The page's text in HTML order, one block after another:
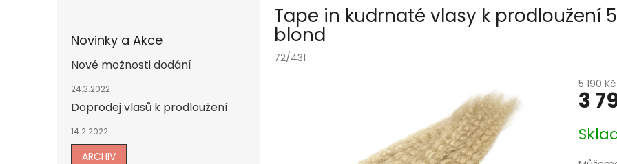
Novinky a Akce
Nové možnosti dodání
24.3.2022
Doprodej vlasů k prodloužení
14.2.2022
ARCHIV
Tape in kudrnaté vlasy k prodloužení
blond
72/431
5 190 Kč
3
cena: